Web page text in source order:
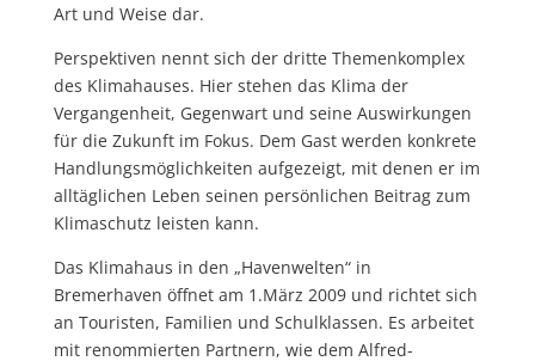
Art und Weise dar.
Perspektiven nennt sich der dritte Themenkomplex
des Klimahauses. Hier stehen das Klima der
Vergangenheit, Gegenwart und seine Auswirkungen
für die Zukunft im Fokus. Dem Gast werden konkrete
Handlungsmöglichkeiten aufgezeigt, mit denen er im
alltäglichen Leben seinen persönlichen Beitrag zum
Klimaschutz leisten kann.
Das Klimahaus in den „Havenwelten“ in
Bremerhaven öffnet am 1.März 2009 und richtet sich
an Touristen, Familien und Schulklassen. Es arbeitet
mit renommierten Partnern, wie dem Alfred-